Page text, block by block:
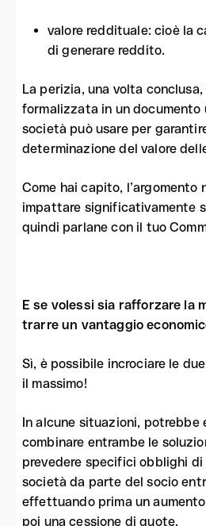
valore reddituale: cioè la
di generare reddito.
La perizia, una volta conclusa,
formalizzata in un documento
società può usare per
determinazione del valore
Come hai capito, l’argomento
impattare significativamente
quindi parlane con il tuo
E se volessi sia rafforzare la
trarre un vantaggio
Sì, è possibile incrociare le
il massimo!
In alcune situazioni, potrebbe
combinare entrambe le
prevedere specifici obblighi
società da parte del socio
effettuando prima un
poi una cessione di quote.